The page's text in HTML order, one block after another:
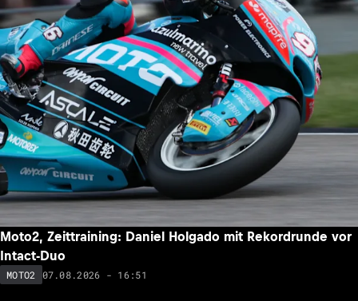
Moto2, Zeittraining: Daniel Holgado mit Rekordrunde vor
Intact-Duo
MOTO2 07.08.2026 - 16:51